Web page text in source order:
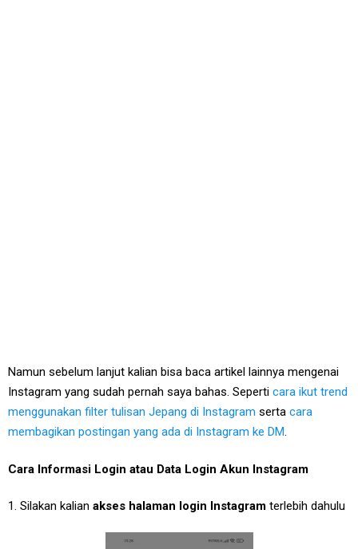
Namun sebelum lanjut kalian bisa baca artikel lainnya mengenai
Instagram yang sudah pernah saya bahas. Seperti cara ikut trend
menggunakan filter tulisan Jepang di Instagram serta cara
membagikan postingan yang ada di Instagram ke DM.
Cara Informasi Login atau Data Login Akun Instagram
1. Silakan kalian akses halaman login Instagram terlebih dahulu